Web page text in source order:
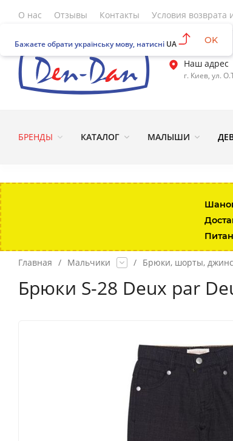
О нас Отзывы Контакты Условия возврата
Наш адрес
г. Киев, ул.
БРЕНДЫ КАТАЛОГ МАЛЫШИ
Главная / Мальчики / Брюки, шорты,
Брюки S-28 Deux par
Бажаєте обрати українську мову, натисні UA OK